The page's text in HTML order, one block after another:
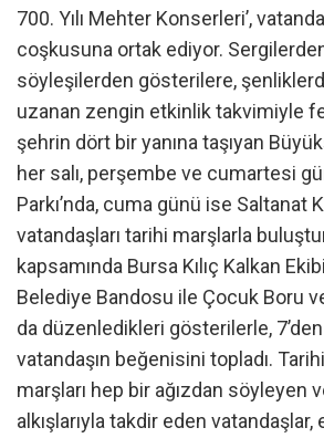
700. Yılı Mehter Konserleri’,
coşkusuna ortak ediyor.
söyleşilerden gösterilere,
uzanan zengin etkinlik takvimiyle
şehrin dört bir yanına taşıyan
her salı, perşembe ve cumartesi
Parkı’nda, cuma günü ise Saltanat
vatandaşları tarihi marşlarla
kapsamında Bursa Kılıç Kalkan
Belediye Bandosu ile Çocuk Boru
da düzenledikleri gösterilerle,
vatandaşın beğenisini topladı.
marşları hep bir ağızdan söyleyen
alkışlarıyla takdir eden